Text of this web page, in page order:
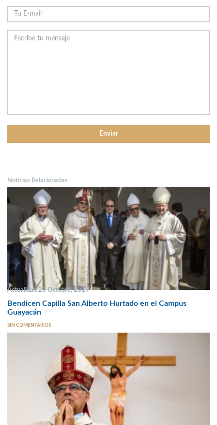
Noticias Relacionadas
Actualidad 23 Octubre, 2014
Bendicen Capilla San Alberto Hurtado en el Campus
Guayacán
SIN COMENTARIOS